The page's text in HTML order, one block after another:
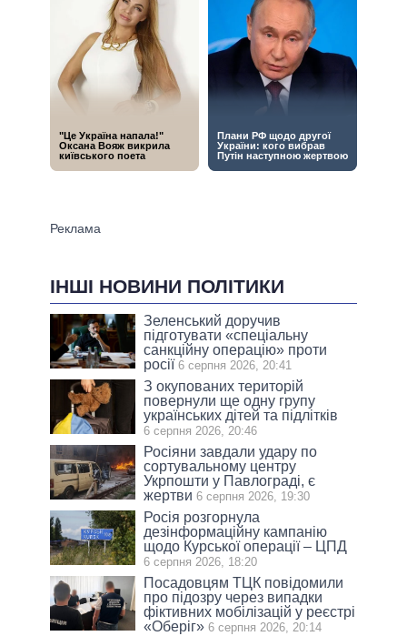
ІНШІ НОВИНИ ПОЛІТИКИ
Зеленський доручив
підготувати «спеціальну
санкційну операцію» проти
росії 6 серпня 2026, 20:41
З окупованих територій
повернули ще одну групу
українських дітей та підлітків
6 серпня 2026, 20:46
Росіяни завдали удару по
сортувальному центру
Укрпошти у Павлограді, є
жертви 6 серпня 2026, 19:30
Росія розгорнула
дезінформаційну кампанію
щодо Курської операції – ЦПД
6 серпня 2026, 18:20
Посадовцям ТЦК повідомили
про підозру через випадки
фіктивних мобілізацій у реєстрі
«Оберіг» 6 серпня 2026, 20:14